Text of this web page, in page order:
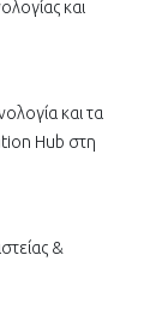
και
και τα
Hub στη
&